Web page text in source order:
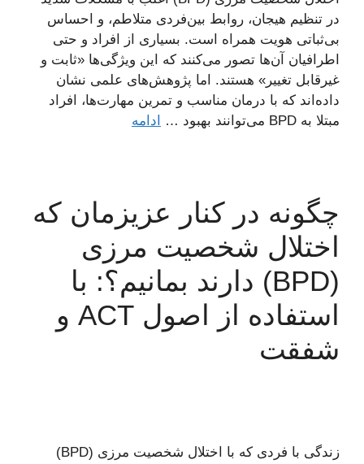
در تنظیم هیجان، روابط بین‌فردی متلاطم، و احساس
بی‌ثباتی هویت همراه است. بسیاری از افراد و حتی
اطرافیان آن‌ها تصور می‌کنند که این ویژگی‌ها «ثابت و
غیرقابل تغییر» هستند. اما پژوهش‌های علمی نشان
داده‌اند که با درمان مناسب و تمرین مهارت‌ها، افراد
مبتلا به BPD می‌توانند بهبود …
ادامه
چگونه در کنار عزیزمان که
اختلال شخصیت مرزی
(BPD) دارند بمانیم؟: با
استفاده از اصول ACT و
شفقت
زندگی با فردی که با اختلال شخصیت مرزی (BPD)